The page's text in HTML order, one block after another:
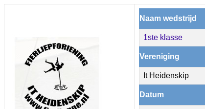
Naam wedstrijd
1ste klasse
Vereniging
It Heidenskip
Datum